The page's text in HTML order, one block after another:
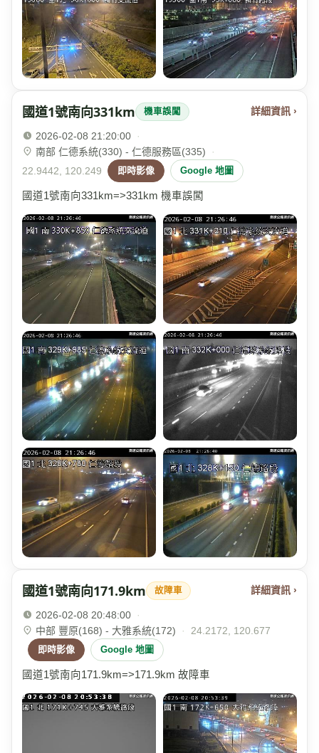
國道1號南向331km 機車誤闖 詳細資訊 ›
2026-02-08 21:20:00
·
南部 仁德系統(330) - 仁德服務區(335)
·
22.9442, 120.249
即時影像 Google 地圖
國道1號南向331km=>331km 機車誤闖
國道1號南向171.9km 故障車 詳細資訊 ›
2026-02-08 20:48:00
·
中部 豐原(168) - 大雅系統(172)
· 24.2172, 120.677
即時影像 Google 地圖
國道1號南向171.9km=>171.9km 故障車